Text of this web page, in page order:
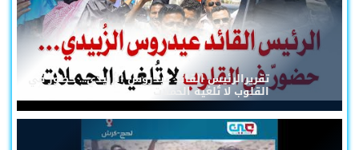
تقريرالرئيس القائد عيدروس الزُبيدي... حضورٌ في
القلوب لا تُلغيه الحملات